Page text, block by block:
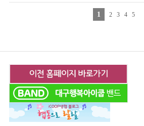
1 2 3 4 5